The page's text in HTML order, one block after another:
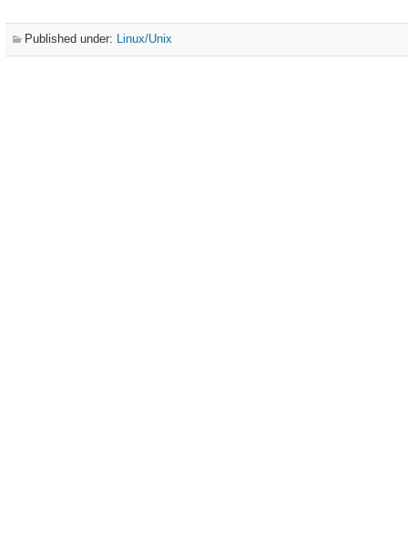
Published under: Linux/Unix